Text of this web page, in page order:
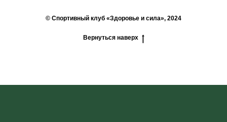
© Спортивный клуб «Здоровье и сила», 2024
Вернуться наверх